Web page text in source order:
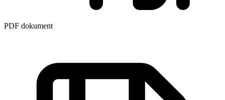
PDF dokument